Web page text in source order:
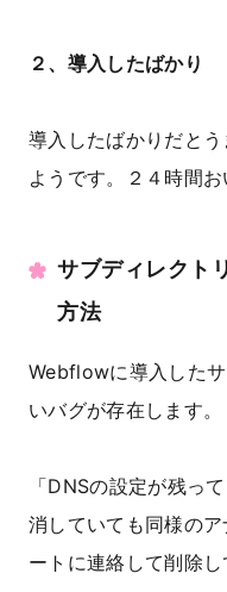
２、導入したばかり
導入したばかりだと
ようです。２４時間お
サブディレクト
方法
Webflowに導入した
いバグが存在します。
「DNSの設定が残っ
消していても同様の
ートに連絡して削除し